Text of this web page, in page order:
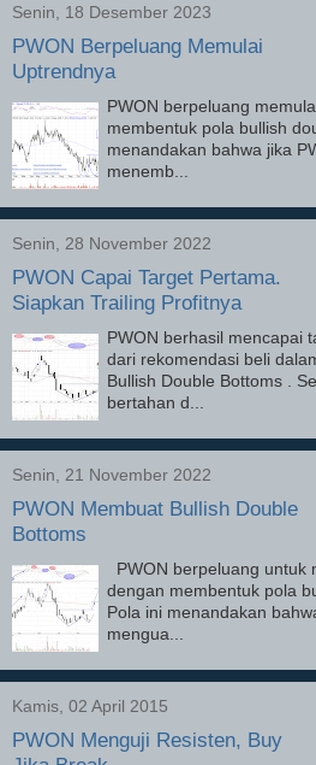
Senin, 18 Desember 2023
PWON Berpeluang Memulai
Uptrendnya
PWON berpeluang
membentuk pola bullish
menandakan bahwa jika
menemb...
Senin, 28 November 2022
PWON Capai Target Pertama.
Siapkan Trailing Profitnya
PWON berhasil mencapai
dari rekomendasi beli
Bullish Double Bottoms .
bertahan d...
Senin, 21 November 2022
PWON Membuat Bullish Double
Bottoms
PWON berpeluang untuk
dengan membentuk pola
Pola ini menandakan
mengua...
Kamis, 02 April 2015
PWON Menguji Resisten, Buy